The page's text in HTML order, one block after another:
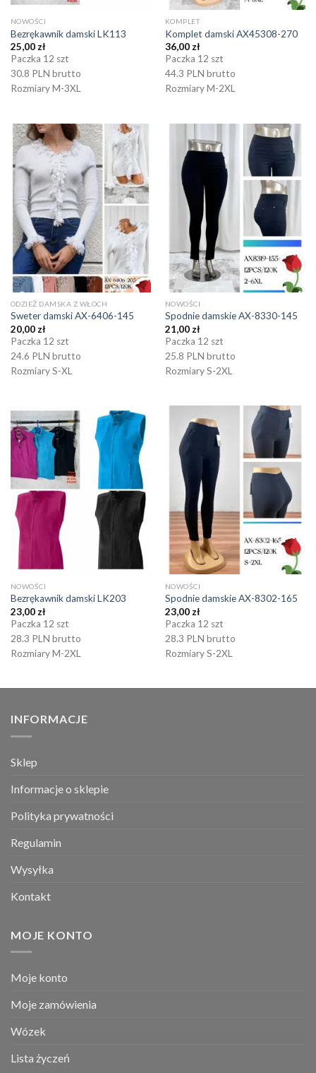
NOWOŚCI
Bezrękawnik damski LK113
25,00 zł
Paczka 12 szt
30.8 PLN brutto
Rozmiary M-3XL
KOMPLET
Komplet damski AX45308-270
36,00 zł
Paczka 12 szt
44.3 PLN brutto
Rozmiary M-2XL
ODZIEŻ DAMSKA Z WŁOCH
Sweter damski AX-6406-145
20,00 zł
Paczka 12 szt
24.6 PLN brutto
Rozmiary S-XL
NOWOŚCI
Spodnie damskie AX-8330-145
21,00 zł
Paczka 12 szt
25.8 PLN brutto
Rozmiary S-2XL
NOWOŚCI
Bezrękawnik damski LK203
23,00 zł
Paczka 12 szt
28.3 PLN brutto
Rozmiary M-2XL
NOWOŚCI
Spodnie damskie AX-8302-165
23,00 zł
Paczka 12 szt
28.3 PLN brutto
Rozmiary S-2XL
INFORMACJE
Sklep
Informacje o sklepie
Polityka prywatności
Regulamin
Wysyłka
Kontakt
MOJE KONTO
Moje konto
Moje zamówienia
Wózek
Lista życzeń